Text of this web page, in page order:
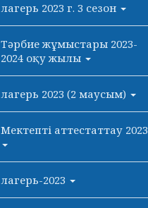
лагерь 2023 г. 3 сезон
Тәрбие жұмыстары 2023-
2024 оқу жылы
лагерь 2023 (2 маусым)
Мектепті аттестаттау 2023
лагерь-2023